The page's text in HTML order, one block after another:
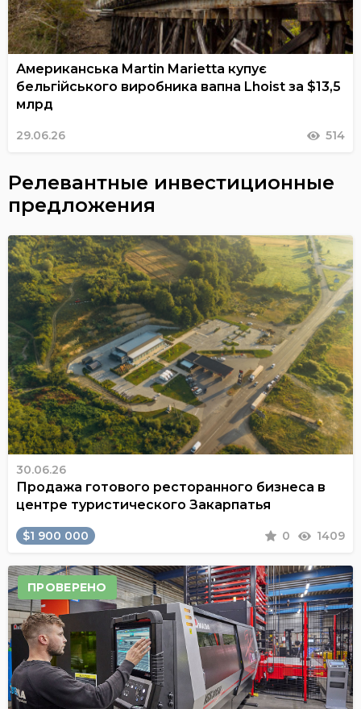
Американська Martin Marietta купує
бельгійського виробника вапна Lhoist за $13,5
млрд
29.06.26 514
Релевантные инвестиционные
предложения
30.06.26
Продажа готового ресторанного бизнеса в
центре туристического Закарпатья
$1 900 000 0 1409
ПРОВЕРЕНО